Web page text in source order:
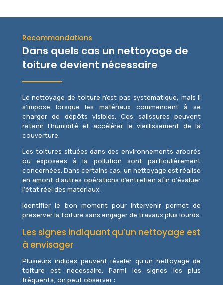
Recommandations
Dans quels cas un nettoyage de
toiture devient nécessaire
Le nettoyage de toiture n’est pas systématique, mais il
s’impose lorsque les matériaux commencent à se
charger de dépôts visibles. Ces salissures peuvent
retenir l’humidité et accélérer le vieillissement de la
couverture.
Les toitures situées dans des environnements arborés
ou exposées à la pollution sont particulièrement
concernées. Dans certains cas, un nettoyage est réalisé
en amont d’autres opérations d’entretien afin d’évaluer
l’état réel des matériaux.
Identifier le bon moment pour intervenir permet de
préserver la toiture sans engager de travaux plus lourds.
Les signes indiquant qu’un nettoyage est
à envisager
Plusieurs indices peuvent révéler qu’un nettoyage de
toiture est nécessaire. Parmi les signes les plus
fréquents, on peut observer :